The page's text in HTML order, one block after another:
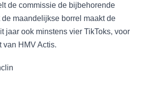
de commissie de bijbehorende
maandelijkse borrel maakt de
jaar ook minstens vier TikToks, voor
van HMV Actis.